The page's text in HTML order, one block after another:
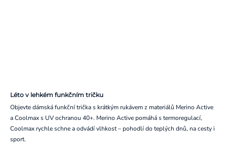
Léto v lehkém funkčním tričku
Objevte dámská funkční trička s krátkým rukávem z materiálů Merino Active
a Coolmax s UV ochranou 40+. Merino Active pomáhá s termoregulací,
Coolmax rychle schne a odvádí vlhkost – pohodlí do teplých dnů, na cesty i
sport.